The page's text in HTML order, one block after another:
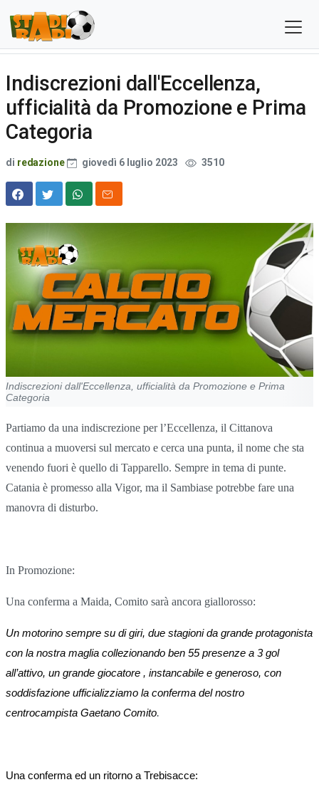
Indiscrezioni dall'Eccellenza,
ufficialità da Promozione e Prima
Categoria
di redazione giovedì 6 luglio 2023 3510
Indiscrezioni dall'Eccellenza, ufficialità da Promozione e Prima
Categoria
Partiamo da una indiscrezione per l’Eccellenza, il Cittanova
continua a muoversi sul mercato e cerca una punta, il nome che sta
venendo fuori è quello di Tapparello. Sempre in tema di punte.
Catania è promesso alla Vigor, ma il Sambiase potrebbe fare una
manovra di disturbo.
In Promozione:
Una conferma a Maida, Comito sarà ancora giallorosso:
Un motorino sempre su di giri, due stagioni da grande protagonista
con la nostra maglia collezionando ben 55 presenze a 3 gol
all’attivo, un grande giocatore , instancabile e generoso, con
soddisfazione ufficializziamo la conferma del nostro
centrocampista Gaetano Comito.
Una conferma ed un ritorno a Trebisacce: